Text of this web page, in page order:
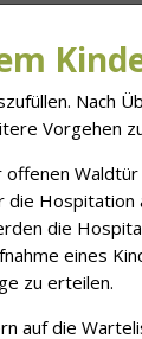
Nach
Vorgehen
die
die
eines
zu erteilen.
auf die